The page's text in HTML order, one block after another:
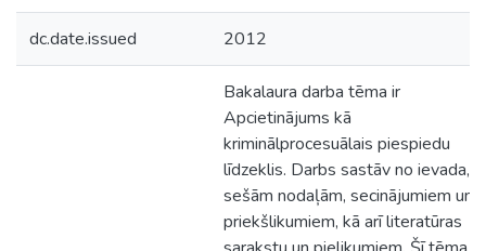
dc.date.issued 2012
Bakalaura darba tēma ir
Apcietinājums kā
kriminālprocesuālais piespiedu
līdzeklis. Darbs sastāv no ievada,
sešām nodaļām, secinājumiem un
priekšlikumiem, kā arī literatūras